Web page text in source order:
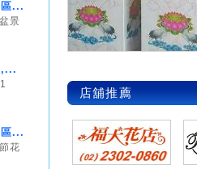
...
景
,...
...
花
店舖推薦